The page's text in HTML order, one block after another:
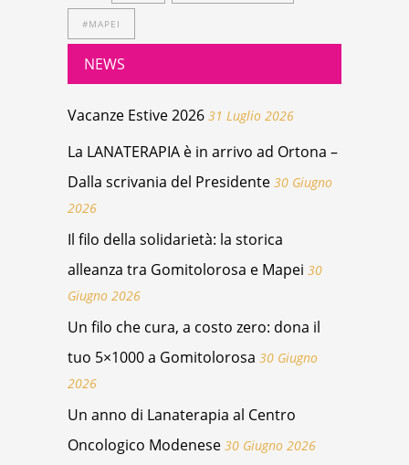
#MAPEI
NEWS
Vacanze Estive 2026 31 Luglio 2026
La LANATERAPIA è in arrivo ad Ortona –
Dalla scrivania del Presidente 30 Giugno
2026
Il filo della solidarietà: la storica
alleanza tra Gomitolorosa e Mapei 30
Giugno 2026
Un filo che cura, a costo zero: dona il
tuo 5×1000 a Gomitolorosa 30 Giugno
2026
Un anno di Lanaterapia al Centro
Oncologico Modenese 30 Giugno 2026